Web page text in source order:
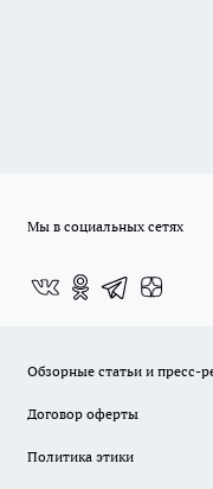
Мы в социальных сетях
Обзорные статьи и пресс-
Договор оферты
Политика этики